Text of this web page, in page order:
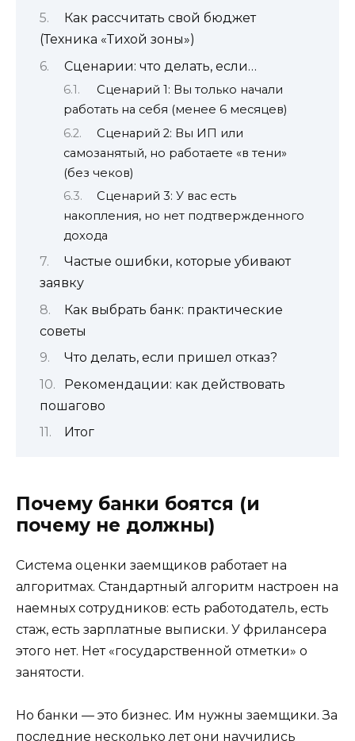
Как рассчитать свой бюджет
(Техника «Тихой зоны»)
Сценарии: что делать, если…
Сценарий 1: Вы только начали
работать на себя (менее 6 месяцев)
Сценарий 2: Вы ИП или
самозанятый, но работаете «в тени»
(без чеков)
Сценарий 3: У вас есть
накопления, но нет подтвержденного
дохода
Частые ошибки, которые убивают
заявку
Как выбрать банк: практические
советы
Что делать, если пришел отказ?
Рекомендации: как действовать
пошагово
Итог
Почему банки боятся (и
почему не должны)
Система оценки заемщиков работает на
алгоритмах. Стандартный алгоритм настроен на
наемных сотрудников: есть работодатель, есть
стаж, есть зарплатные выписки. У фрилансера
этого нет. Нет «государственной отметки» о
занятости.
Но банки — это бизнес. Им нужны заемщики. За
последние несколько лет они научились